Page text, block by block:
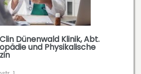
Dünenwald Klinik, Abt.
und Physikalische